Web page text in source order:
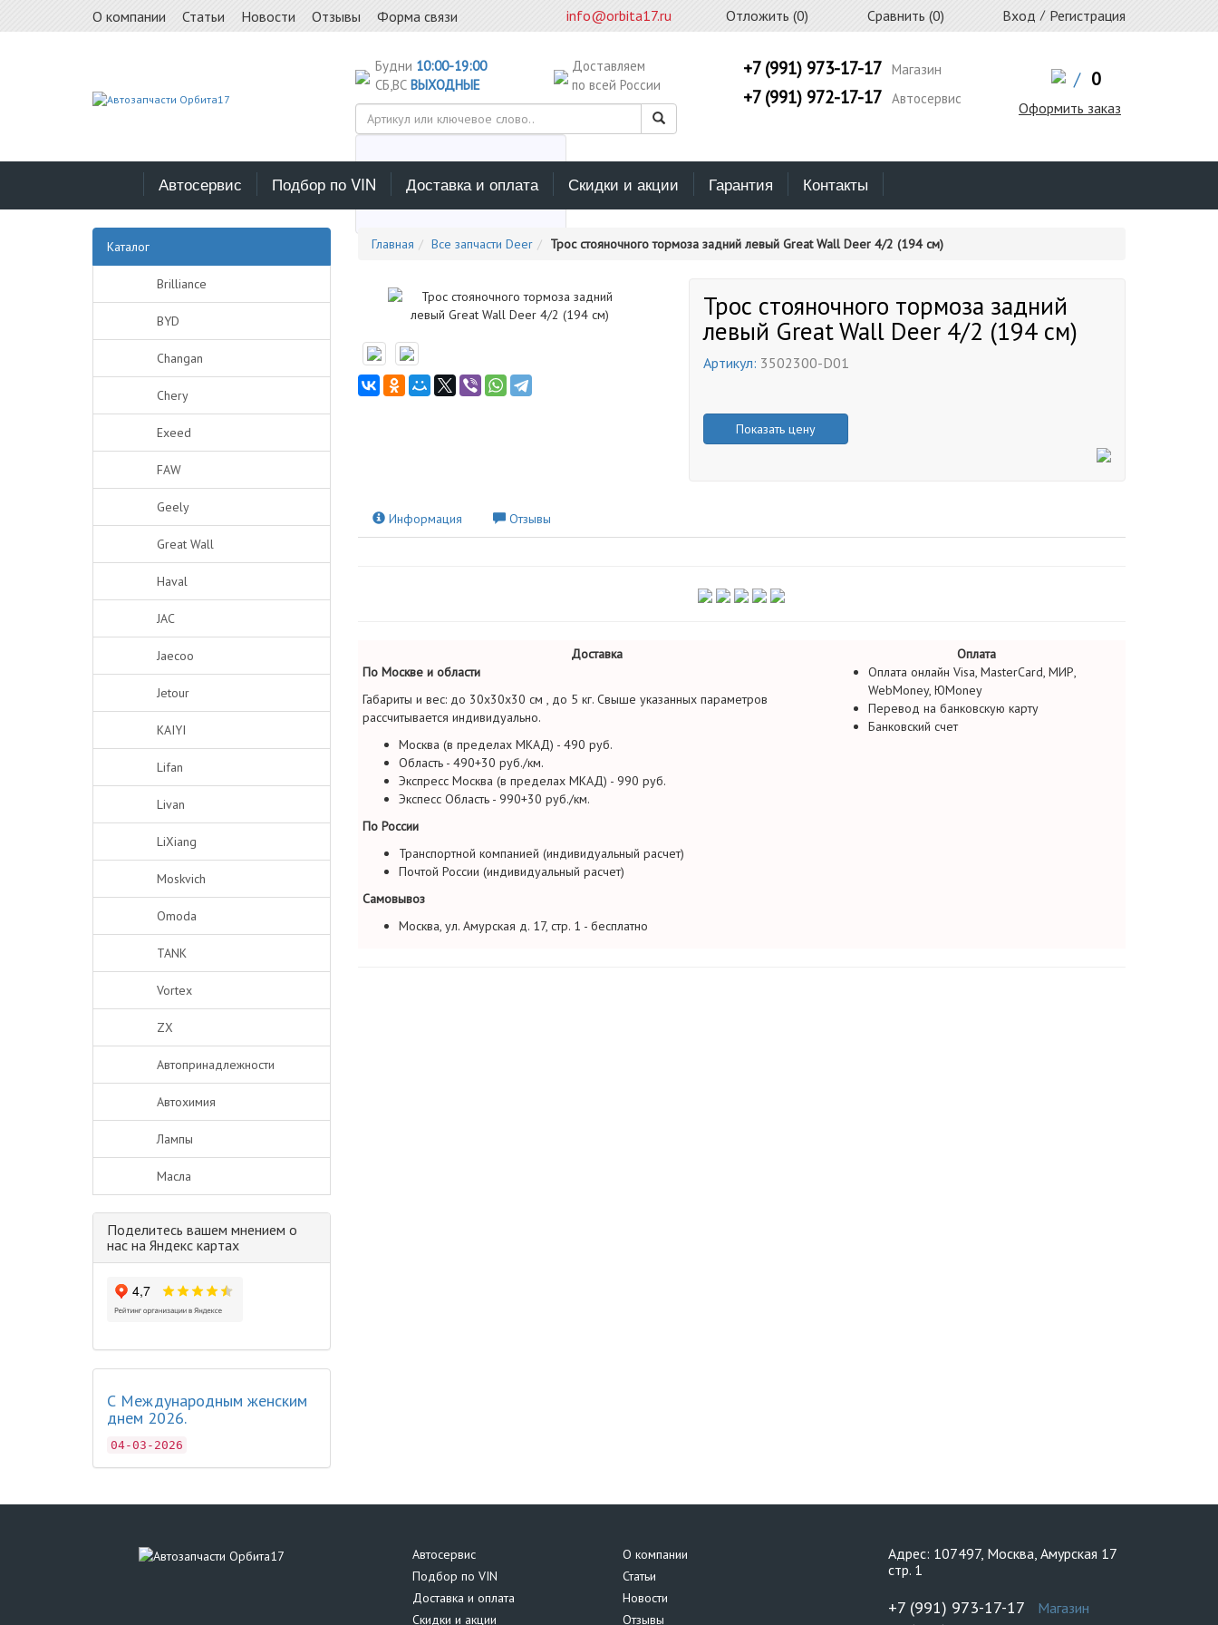
О компании Статьи Новости Отзывы Форма связи info@orbita17.ru Отложить (0) Сравнить (0) Вход / Регистрация
Будни 10:00-19:00
СБ,ВС ВЫХОДНЫЕ
Доставляем
по всей России
Выберите каталог поиска
+7 (991) 973-17-17 Магазин
+7 (991) 972-17-17 Автосервис
/ 0
Оформить заказ
Автосервис Подбор по VIN Доставка и оплата Скидки и акции Гарантия Контакты
Каталог
Brilliance
BYD
Changan
Chery
Exeed
FAW
Geely
Great Wall
Haval
JAC
Jaecoo
Jetour
KAIYI
Lifan
Livan
LiXiang
Moskvich
Omoda
TANK
Vortex
ZX
Автопринадлежности
Автохимия
Лампы
Масла
Поделитесь вашем мнением о
нас на Яндекс картах
С Международным женским
днем 2026.
04-03-2026
Главная Все запчасти Deer Трос стояночного тормоза задний левый Great Wall Deer 4/2 (194 см)
Трос стояночного тормоза задний
левый Great Wall Deer 4/2 (194 см)
Артикул: 3502300-D01
Показать цену
Информация Отзывы
Доставка
Оплата
По Москве и области
Габариты и вес: до 30х30х30 см , до 5 кг. Свыше указанных параметров
рассчитывается индивидуально.
Москва (в пределах МКАД) - 490 руб.
Область - 490+30 руб./км.
Экспресс Москва (в пределах МКАД) - 990 руб.
Экспесс Область - 990+30 руб./км.
По России
Транспортной компанией (индивидуальный расчет)
Почтой России (индивидуальный расчет)
Самовывоз
Москва, ул. Амурская д. 17, стр. 1 - бесплатно
Оплата онлайн Visa, MasterCard, МИР,
WebMoney, ЮMoney
Перевод на банковскую карту
Банковский счет
Автосервис
Подбор по VIN
Доставка и оплата
Скидки и акции
О компании
Статьи
Новости
Отзывы
Адрес: 107497, Москва, Амурская 17
стр. 1
+7 (991) 973-17-17 Магазин